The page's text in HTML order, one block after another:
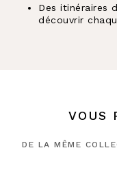
Des itinéraires
découvrir
VOUS
DE LA MÊME